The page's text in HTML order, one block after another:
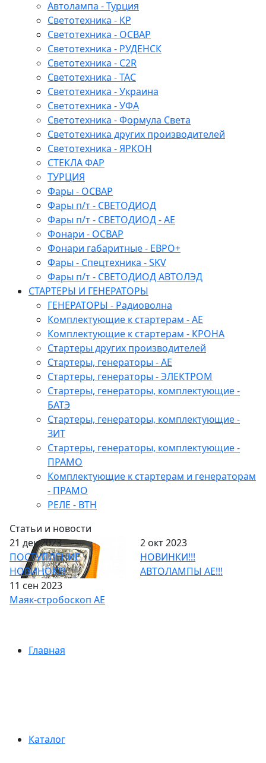
Автолампа - Турция
Светотехника - КР
Светотехника - ОСВАР
Светотехника - РУДЕНСК
Светотехника - C2R
Светотехника - ТАС
Светотехника - Украина
Светотехника - УФА
Светотехника - Формула Света
Светотехника других производителей
Светотехника - ЯРКОН
СТЕКЛА ФАР
ТУРЦИЯ
Фары - ОСВАР
Фары п/т - СВЕТОДИОД
Фары п/т - СВЕТОДИОД - АЕ
Фонари - ОСВАР
Фонари габаритные - ЕВРО+
Фары - Спецтехника - SKV
Фары п/т - СВЕТОДИОД АВТОЛЭД
СТАРТЕРЫ И ГЕНЕРАТОРЫ
ГЕНЕРАТОРЫ - Радиоволна
Комплектующие к стартерам - АЕ
Комплектующие к стартерам - КРОНА
Стартеры других производителей
Стартеры, генераторы - АЕ
Стартеры, генераторы - ЭЛЕКТРОМ
Стартеры, генераторы, комплектующие -
БАТЭ
Стартеры, генераторы, комплектующие -
ЗИТ
Стартеры, генераторы, комплектующие -
ПРАМО
Комплектующие к стартерам и генераторам
- ПРАМО
РЕЛЕ - ВТН
Статьи и новости
21 дек 2023
ПОСТУПЛЕНИЕ
НОВИНОК!!!
2 окт 2023
НОВИНКИ!!!
АВТОЛАМПЫ АЕ!!!
11 сен 2023
Маяк-стробоскоп АЕ
Главная
Каталог